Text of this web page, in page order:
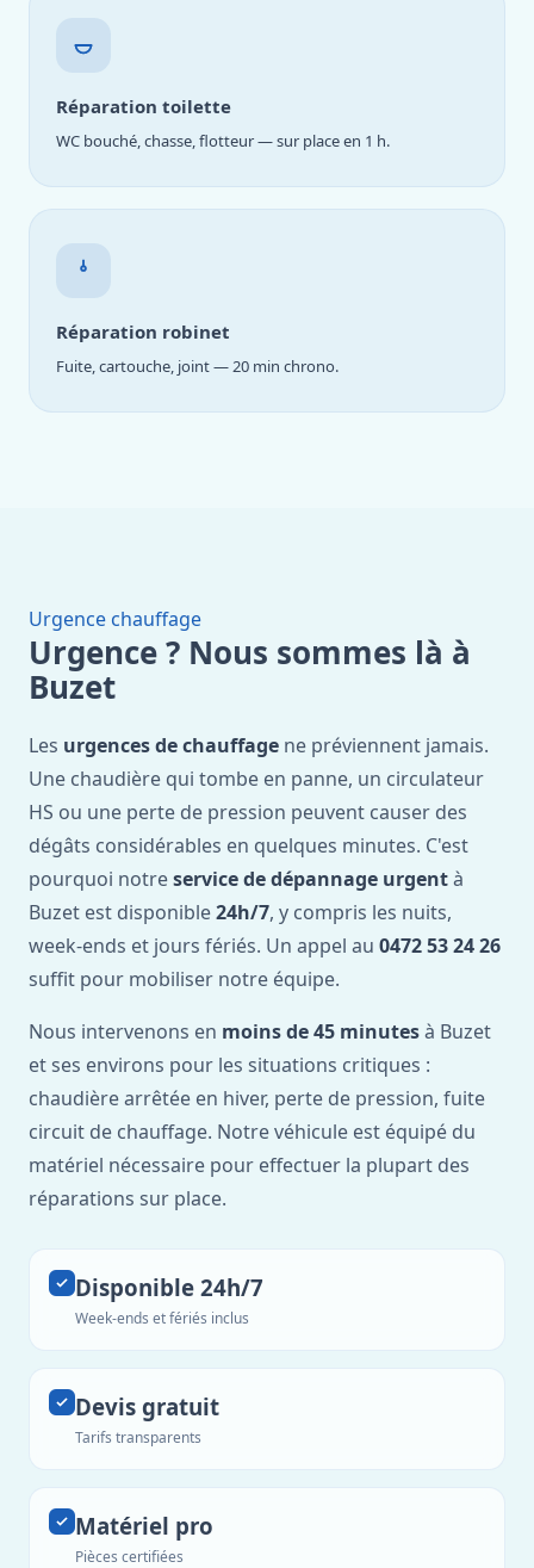
Réparation toilette
WC bouché, chasse, flotteur — sur place en 1 h.
Réparation robinet
Fuite, cartouche, joint — 20 min chrono.
Urgence chauffage
Urgence ? Nous sommes là à
Buzet
Les urgences de chauffage ne préviennent jamais.
Une chaudière qui tombe en panne, un circulateur
HS ou une perte de pression peuvent causer des
dégâts considérables en quelques minutes. C'est
pourquoi notreservice de dépannage urgentà
Buzet est disponible24h/7, y compris les nuits,
week-ends et jours fériés. Un appel au 0472 53 24 26
suffit pour mobiliser notre équipe.
Nous intervenons en moins de 45 minutesà Buzet
et ses environs pour les situations critiques :
chaudière arrêtée en hiver, perte de pression, fuite
circuit de chauffage. Notre véhicule est équipé du
matériel nécessaire pour effectuer la plupart des
réparations sur place.
Disponible 24h/7
Week-ends et fériés inclus
Devis gratuit
Tarifs transparents
Matériel pro
Pièces certifiées